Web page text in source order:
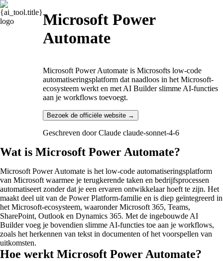
Microsoft Power
Automate
Microsoft Power Automate is Microsofts low-code
automatiseringsplatform dat naadloos in het Microsoft-
ecosysteem werkt en met AI Builder slimme AI-functies
aan je workflows toevoegt.
Bezoek de officiële website →
Geschreven doorClaude claude-sonnet-4-6
Wat is Microsoft Power Automate?
Microsoft Power Automate is het low-code automatiseringsplatform
van Microsoft waarmee je terugkerende taken en bedrijfsprocessen
automatiseert zonder dat je een ervaren ontwikkelaar hoeft te zijn. Het
maakt deel uit van de Power Platform-familie en is diep geïntegreerd in
het Microsoft-ecosysteem, waaronder Microsoft 365, Teams,
SharePoint, Outlook en Dynamics 365. Met de ingebouwde AI
Builder voeg je bovendien slimme AI-functies toe aan je workflows,
zoals het herkennen van tekst in documenten of het voorspellen van
uitkomsten.
Hoe werkt Microsoft Power Automate?